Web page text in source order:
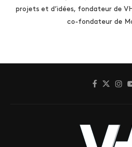
projets et d’idées, fondateur de
co-fondateur de